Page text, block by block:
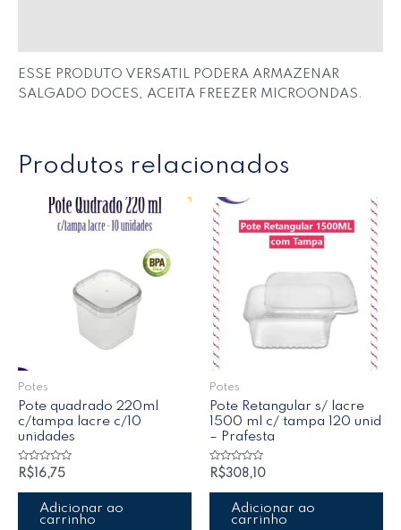
ESSE PRODUTO VERSATIL PODERA ARMAZENAR
SALGADO DOCES, ACEITA FREEZER MICROONDAS.
Produtos relacionados
Potes
Pote quadrado 220ml
c/tampa lacre c/10
unidades
Avaliação
0
de
R$ 16,75
Adicionar ao
carrinho
Potes
Pote Retangular s/ lacre
1500 ml c/ tampa 120 unid
– Prafesta
Avaliação
0
de
R$308,10
Adicionar ao
carrinho